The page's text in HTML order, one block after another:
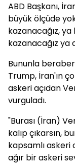
ABD Başkanı,
büyük ölçüde
kazanacağız,
kazanacağız ya
Bununla
Trump, İran'ın
askeri açıdan
vurguladı.
"Burası (İran)
kalıp çıkarsın,
kapsamlı
ağır bir askeri